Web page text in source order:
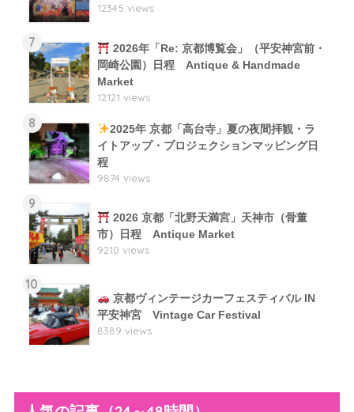
12345 views
7
2026年「Re: 京都博覧会」（平安神宮前・
岡崎公園）日程 Antique & Handmade
Market
12121 views
8
2025年 京都「高台寺」夏の夜間拝観・ラ
イトアップ・プロジェクションマッピング日
程
9874 views
9
2026 京都「北野天満宮」天神市（骨董
市）日程 Antique Market
9210 views
10
京都ヴィンテージカーフェスティバル IN
平安神宮 Vintage Car Festival
8389 views